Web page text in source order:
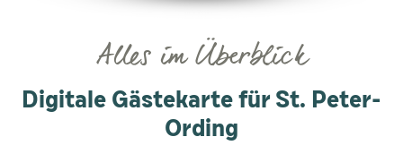
Alles im Überblick
Digitale Gästekarte für St. Peter-
Ording